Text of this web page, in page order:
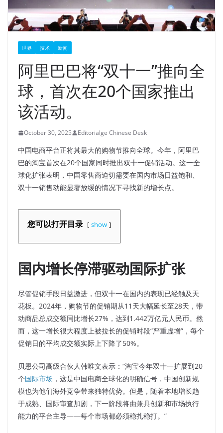
世界 技术 新闻
阿里巴巴将“双十一”推向全
球，首次在20个国家推出
该活动。
October 30, 2025 Editorialge Chinese Desk
中国电商平台正将其最大的购物节推向全球。今年，阿里巴
巴的淘宝首次在20个国家同时推出双十一促销活动。这一全
球化扩张表明，中国零售商迫切需要在国内市场日益饱和、
双十一销售动能显著放缓的情况下寻找新的增长点。
您可以打开目录 show
国内增长停滞驱动国际扩张
尽管促销手段日益激进，但双十一在国内的表现已经触及天
花板。2024年，购物节的促销期从11天大幅延长至28天，带
动商品总成交额同比增长27%，达到1.442万亿元人民币。然
而，这一增长很大程度上被拉长的促销时段“严重虚增”，每个
促销日的平均成交额实际上下降了50%。
贝恩公司高级合伙人韩唯文表示：“淘宝今年双十一扩展到20
个国际市场 ，这是中国电商全球化的明确信号，中国创新规
模也为他们海外竞争带来独特优势。但是，随着本地增长趋
于成熟、国际审查加剧，下一阶段将由兼具创新和市场执行
能力的平台主导——每个市场都必须稳扎稳打。”